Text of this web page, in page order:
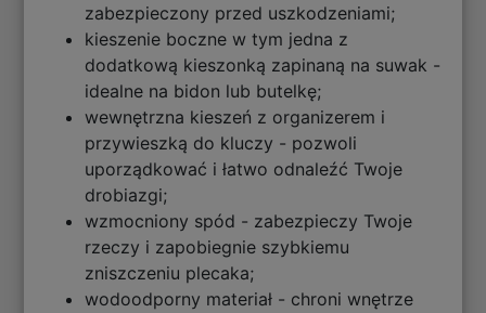
zabezpieczony przed uszkodzeniami;
kieszenie boczne w tym jedna z
dodatkową kieszonką zapinaną na suwak -
idealne na bidon lub butelkę;
wewnętrzna kieszeń z organizerem i
przywieszką do kluczy - pozwoli
uporządkować i łatwo odnaleźć Twoje
drobiazgi;
wzmocniony spód - zabezpieczy Twoje
rzeczy i zapobiegnie szybkiemu
zniszczeniu plecaka;
wodoodporny materiał - chroni wnętrze